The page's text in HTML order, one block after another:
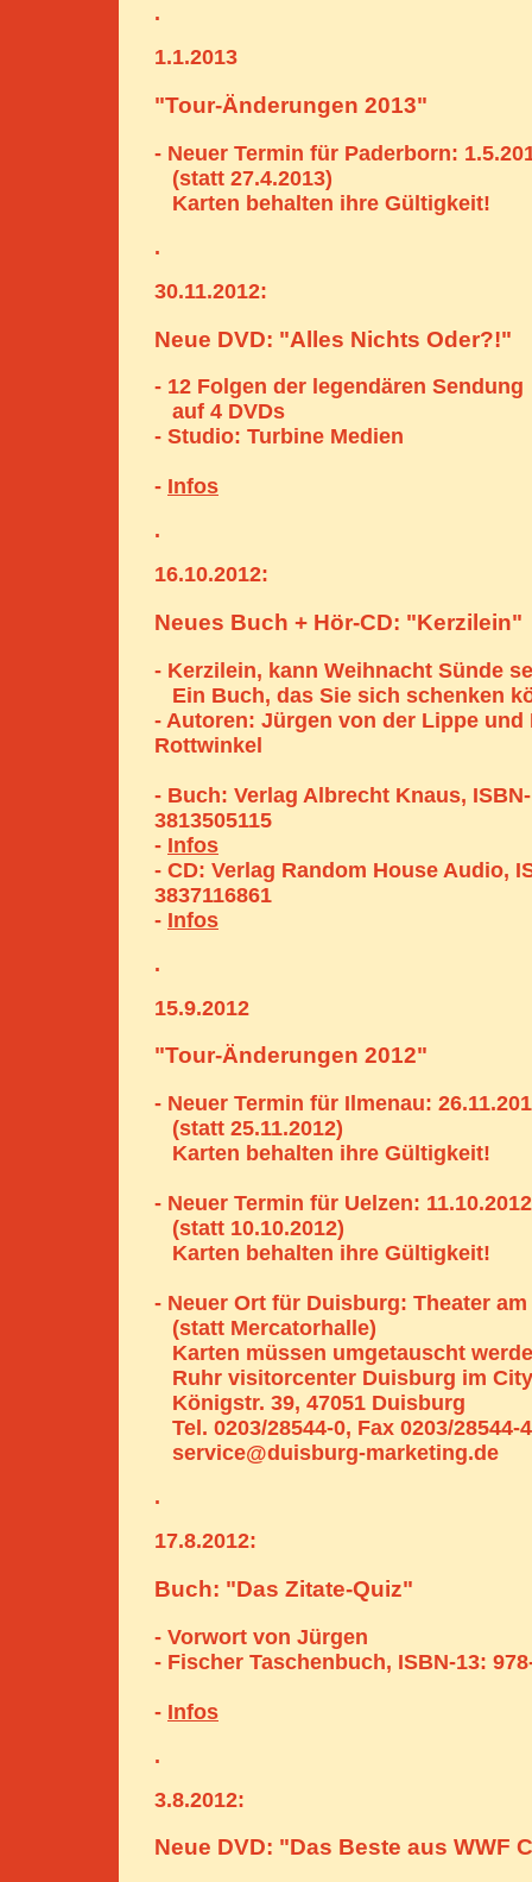
.
1.1.2013
"Tour-Änderungen 2013"
- Neuer Termin für Paderborn:
(statt 27.4.2013)
Karten behalten ihre Gültigkeit!
.
30.11.2012:
Neue DVD: "Alles Nichts Oder?!"
- 12 Folgen der legendären Sendung
auf 4 DVDs
- Studio: Turbine Medien
- Infos
.
16.10.2012:
Neues Buch + Hör-CD: "Kerzilein"
- Kerzilein, kann Weihnacht Sünde
Ein Buch, das Sie sich schenken
- Autoren: Jürgen von der Lippe und
Rottwinkel
- Buch: Verlag Albrecht Knaus,
3813505115
- Infos
- CD: Verlag Random House Audio,
3837116861
- Infos
.
15.9.2012
"Tour-Änderungen 2012"
- Neuer Termin für Ilmenau:
(statt 25.11.2012)
Karten behalten ihre Gültigkeit!
- Neuer Termin für Uelzen: 11.10.2012
(statt 10.10.2012)
Karten behalten ihre Gültigkeit!
- Neuer Ort für Duisburg: Theater
(statt Mercatorhalle)
Karten müssen umgetauscht
Ruhr visitorcenter Duisburg im
Königstr. 39, 47051 Duisburg
Tel. 0203/28544-0, Fax 0203/28544-
service@duisburg-marketing.de
.
17.8.2012:
Buch: "Das Zitate-Quiz"
- Vorwort von Jürgen
- Fischer Taschenbuch, ISBN-13:
- Infos
.
3.8.2012:
Neue DVD: "Das Beste aus WWF